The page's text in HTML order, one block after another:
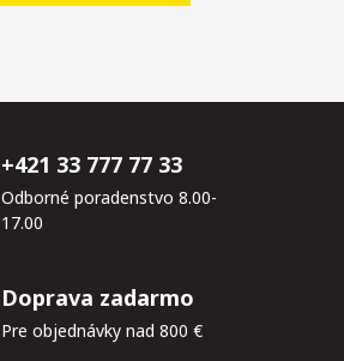
+421 33 777 77 33
Odborné poradenstvo 8.00-
17.00
Doprava zadarmo
Pre objednávky nad 800 €